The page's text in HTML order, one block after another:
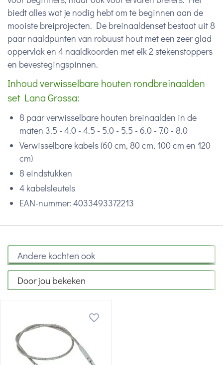
biedt alles wat je nodig hebt om te beginnen aan de
mooiste breiprojecten. De breinaaldenset bestaat uit 8
paar naaldpunten van robuust hout met een zeer glad
oppervlak en 4 naaldkoorden met elk 2 stekenstoppers
en bevestegingspinnen.
Inhoud verwisselbare houten rondbreinaalden
set Lana Grossa:
8 paar verwisselbare houten breinaalden in de
maten 3.5 - 4.0 - 4.5 - 5.0 - 5.5 - 6.0 - 7.0 - 8.0
Verwisselbare kabels (60 cm, 80 cm, 100 cm en 120
cm)
8 eindstukken
4 kabelsleutels
EAN-nummer: 4033493372213
Andere kochten ook
Door jou bekeken